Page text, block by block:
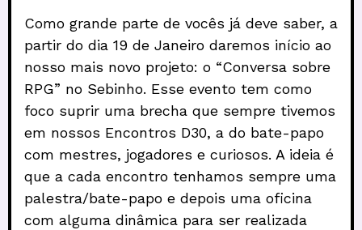
Como grande parte de vocês já deve saber, a
partir do dia 19 de Janeiro daremos início ao
nosso mais novo projeto: o “Conversa sobre
RPG” no Sebinho. Esse evento tem como
foco suprir uma brecha que sempre tivemos
em nossos Encontros D30, a do bate-papo
com mestres, jogadores e curiosos. A ideia é
que a cada encontro tenhamos sempre uma
palestra/bate-papo e depois uma oficina
com alguma dinâmica para ser realizada